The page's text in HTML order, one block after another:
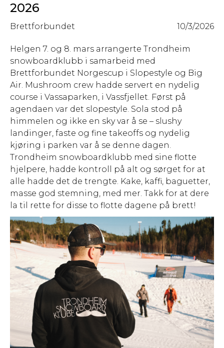
2026
10/3/2026
Brettforbundet
Helgen 7. og 8. mars arrangerte Trondheim
snowboardklubb i samarbeid med
Brettforbundet Norgescup i Slopestyle og Big
Air. Mushroom crew hadde servert en nydelig
course i Vassaparken, i Vassfjellet. Først på
agendaen var det slopestyle. Sola stod på
himmelen og ikke en sky var å se – slushy
landinger, faste og fine takeoffs og nydelig
kjøring i parken var å se denne dagen.
Trondheim snowboardklubb med sine flotte
hjelpere, hadde kontroll på alt og sørget for at
alle hadde det de trengte. Kake, kaffi, baguetter,
masse god stemning, med mer. Takk for at dere
la til rette for disse to flotte dagene på brett!